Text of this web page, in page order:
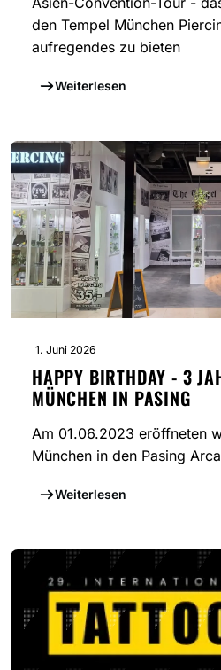
den Tempel München
aufregendes zu bieten
Weiterlesen
1. Juni 2026
HAPPY BIRTHDAY - 3
MÜNCHEN IN PASING
Am 01.06.2023 eröffneten
München in den Pasing
Weiterlesen